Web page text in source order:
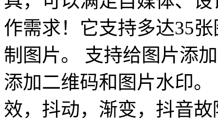
作需求！它支持多达35
制图片。 支持给图片添
添加二维码和图片水印
效，抖动，渐变，抖音